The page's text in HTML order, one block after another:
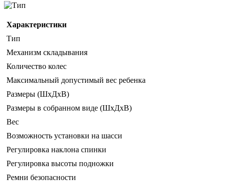
Тип
Характеристики
Тип
Механизм складывания
Количество колес
Максимальный допустимый вес ребенка
Размеры (ШxДxВ)
Размеры в собранном виде (ШxДxВ)
Вес
Возможность установки на шасси
Регулировка наклона спинки
Регулировка высоты подножки
Ремни безопасности